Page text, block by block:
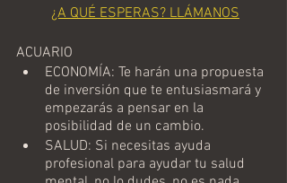
¿A QUÉ ESPERAS? LLÁMANOS
ACUARIO
ECONOMÍA: Te harán una propuesta
de inversión que te entusiasmará y
empezarás a pensar en la
posibilidad de un cambio.
SALUD: Si necesitas ayuda
profesional para ayudar tu salud